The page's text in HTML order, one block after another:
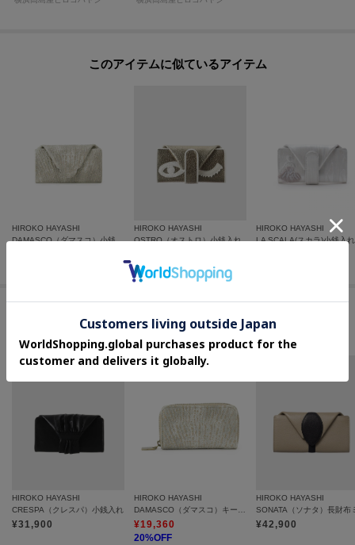
このアイテムに似ているアイテム
HIROKO HAYASHI
DAMASCO（ダマスコ）小銭入れ
HIROKO HAYASHI
OSTRO（オストロ）小銭入れ
HIROKO HAYASHI
LA SCALA(スカラ)小銭入れ
この商品を見た人はコチラの商品も
チェックしています
HIROKO HAYASHI
CRESPA（クレスパ）小銭入れ
¥31,900
HIROKO HAYASHI
DAMASCO（ダマスコ）キーケース
¥19,360
20%OFF
HIROKO HAYASHI
SONATA（ソナタ）長財布
¥42,900